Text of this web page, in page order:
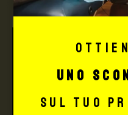
uno
sul tuo